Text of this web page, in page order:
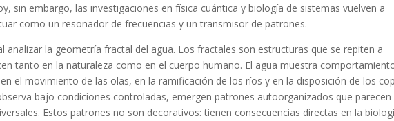
sin embargo, las investigaciones en física cuántica y biología de sistemas vuelven a
como un resonador de frecuencias y un transmisor de patrones.
analizar la geometría fractal del agua. Los fractales son estructuras que se repiten a
tanto en la naturaleza como en el cuerpo humano. El agua muestra
el movimiento de las olas, en la ramificación de los ríos y en la disposición de los
bajo condiciones controladas, emergen patrones autoorganizados que parecen
Estos patrones no son decorativos: tienen consecuencias directas en la